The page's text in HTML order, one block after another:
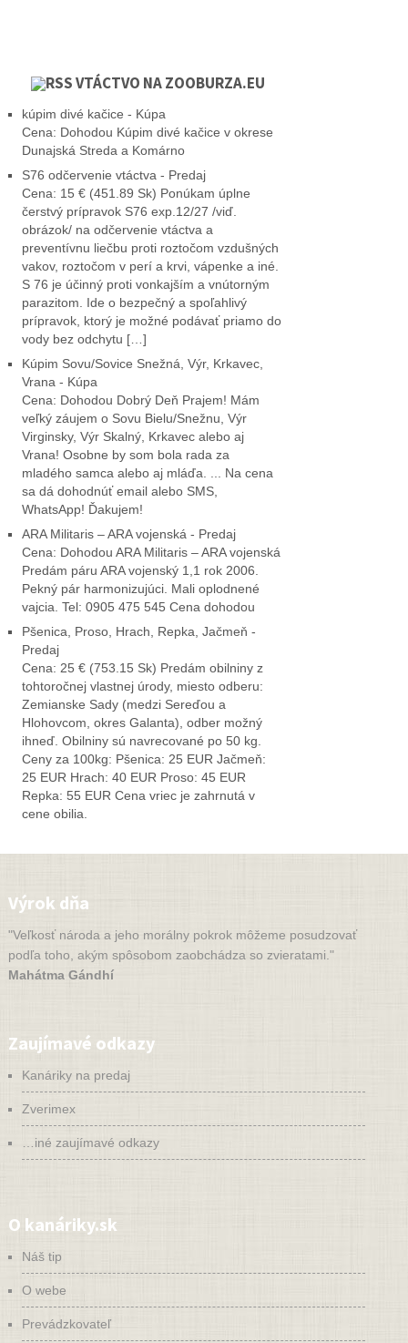
VTÁCTVO NA ZOOBURZA.EU
kúpim divé kačice - Kúpa
Cena: Dohodou Kúpim divé kačice v okrese
Dunajská Streda a Komárno
S76 odčervenie vtáctva - Predaj
Cena: 15 € (451.89 Sk) Ponúkam úplne
čerstvý prípravok S76 exp.12/27 /viď.
obrázok/ na odčervenie vtáctva a
preventívnu liečbu proti roztočom vzdušných
vakov, roztočom v perí a krvi, vápenke a iné.
S 76 je účinný proti vonkajším a vnútorným
parazitom. Ide o bezpečný a spoľahlivý
prípravok, ktorý je možné podávať priamo do
vody bez odchytu […]
Kúpim Sovu/Sovice Snežná, Výr, Krkavec,
Vrana - Kúpa
Cena: Dohodou Dobrý Deň Prajem! Mám
veľký záujem o Sovu Bielu/Snežnu, Výr
Virginsky, Výr Skalný, Krkavec alebo aj
Vrana! Osobne by som bola rada za
mladého samca alebo aj mláďa. ... Na cena
sa dá dohodnúť email alebo SMS,
WhatsApp! Ďakujem!
ARA Militaris – ARA vojenská - Predaj
Cena: Dohodou ARA Militaris – ARA vojenská
Predám páru ARA vojenský 1,1 rok 2006.
Pekný pár harmonizujúci. Mali oplodnené
vajcia. Tel: 0905 475 545 Cena dohodou
Pšenica, Proso, Hrach, Repka, Jačmeň -
Predaj
Cena: 25 € (753.15 Sk) Predám obilniny z
tohtoročnej vlastnej úrody, miesto odberu:
Zemianske Sady (medzi Sereďou a
Hlohovcom, okres Galanta), odber možný
ihneď. Obilniny sú navrecované po 50 kg.
Ceny za 100kg: Pšenica: 25 EUR Jačmeň:
25 EUR Hrach: 40 EUR Proso: 45 EUR
Repka: 55 EUR Cena vriec je zahrnutá v
cene obilia.
Výrok dňa
"Veľkosť národa a jeho morálny pokrok môžeme posudzovať
podľa toho, akým spôsobom zaobchádza so zvieratami."
Mahátma Gándhí
Zaujímavé odkazy
Kanáriky na predaj
Zverimex
…iné zaujímavé odkazy
O kanáriky.sk
Náš tip
O webe
Prevádzkovateľ